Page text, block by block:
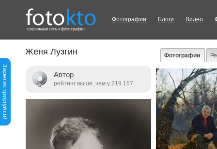
cоциальная сеть о фотографии
Фотографии Блоги Видео
Женя Лузгин
Автор
рейтинг выше, чем у 219 157
Фотографии